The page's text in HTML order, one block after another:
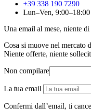
+39 338 190 7290
Lun–Ven, 9:00–18:00
Una email al mese, niente
Cosa si muove nel mercato
Niente offerte, niente
Non compilare
La tua email
Confermi dall’email, ti